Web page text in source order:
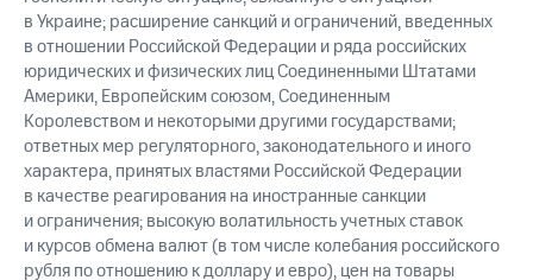
в Украине; расширение санкций и ограничений, введенных
в отношении Российской Федерации и ряда российских
юридических и физических лиц Соединенными Штатами
Америки, Европейским союзом, Соединенным
Королевством и некоторыми другими государствами;
ответных мер регуляторного, законодательного и иного
характера, принятых властями Российской Федерации
в качестве реагирования на иностранные санкции
и ограничения; высокую волатильность учетных ставок
и курсов обмена валют (в том числе колебания российского
рубля по отношению к доллару и евро), цен на товары